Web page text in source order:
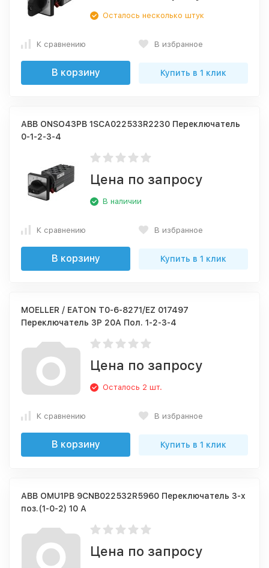
Осталось несколько штук
К сравнению В избранное
В корзину Купить в 1 клик
ABB ONSO43PB 1SCA022533R2230 Переключатель
0-1-2-3-4
Цена по запросу
В наличии
К сравнению В избранное
В корзину Купить в 1 клик
MOELLER / EATON T0-6-8271/EZ 017497
Переключатель 3P 20A Пол. 1-2-3-4
Цена по запросу
Осталось 2 шт.
К сравнению В избранное
В корзину Купить в 1 клик
ABB OMU1PB 9CNB022532R5960 Переключатель 3-х
поз.(1-0-2) 10 А
Цена по запросу